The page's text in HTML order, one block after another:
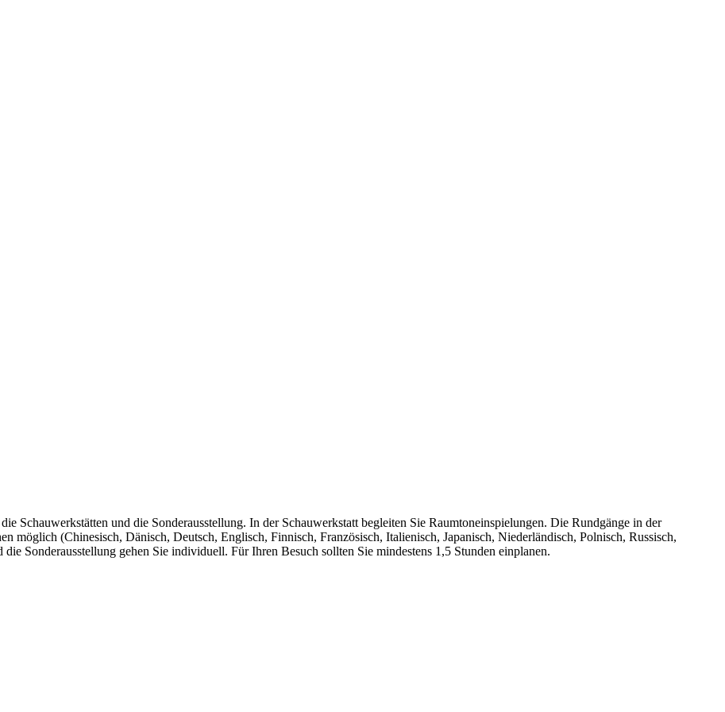
Schauwerkstätten und die Sonderausstellung. In der Schauwerkstatt begleiten Sie Raumtoneinspielungen. Die Rundgänge in der
möglich (Chinesisch, Dänisch, Deutsch, Englisch, Finnisch, Französisch, Italienisch, Japanisch, Niederländisch, Polnisch, Russisch,
Sonderausstellung gehen Sie individuell. Für Ihren Besuch sollten Sie mindestens 1,5 Stunden einplanen.